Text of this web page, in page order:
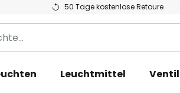
50 Tage kostenlose Retoure
Leuchtmittel